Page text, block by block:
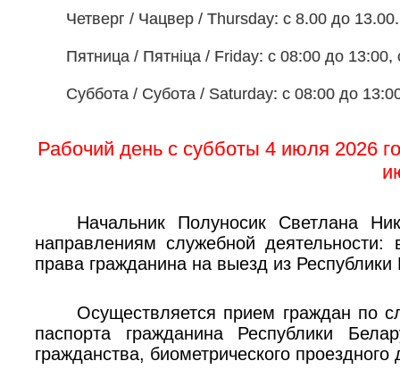
Четверг / Чацвер / Thursday: с 8.00 до 13.00.
Пятница / Пятніца / Friday: с 08:00 до 13:00,
Суббота / Субота / Saturday: с 08:00 до
Рабочий день с субботы 4 июля 2026
Начальник Полуносик Светлана
направлениям служебной деятельности:
права гражданина на выезд из
Осуществляется прием граждан по
паспорта гражданина Республики
гражданства, биометрического проездного